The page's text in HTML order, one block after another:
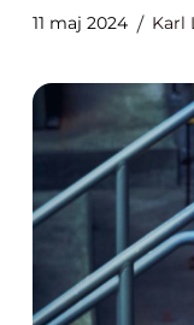
11 maj 2024 Karl